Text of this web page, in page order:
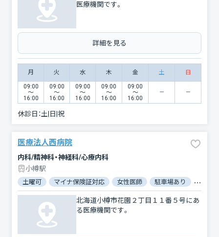
医療機関です。
詳細を見る
月 火 水 木 金 土 日
09:00
〜
16:00
09:00
〜
16:00
09:00
〜
16:00
09:00
〜
16:00
09:00
〜
16:00
休診日：土|日|祝
医療法人西病院
内科/精神科・神経科/心療内科
小樽駅
土曜可 マイナ保険証対応 女性医師 駐車場あり バリ
北海道小樽市花園２丁目１１番５号にあ
る医療機関です。